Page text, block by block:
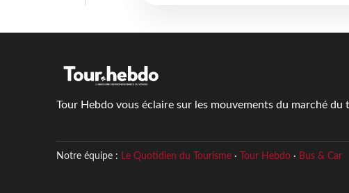
Tour Hebdo vous éclaire sur les mouvements du marché
Notre équipe : Le Quotidien du Tourisme· Tour Hebdo· Bus & Car